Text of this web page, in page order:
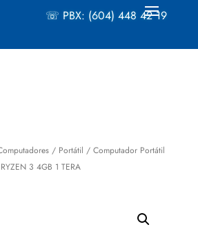
☏ PBX: (604) 448 42 19
/ Portátil / Computador Portátil
3 4GB 1 TERA